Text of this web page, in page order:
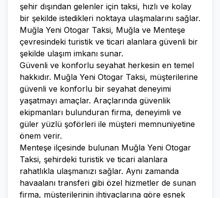
şehir dışından gelenler için taksi, hızlı ve kolay
bir şekilde istedikleri noktaya ulaşmalarını sağlar.
Muğla Yeni Otogar Taksi, Muğla ve Menteşe
çevresindeki turistik ve ticari alanlara güvenli bir
şekilde ulaşım imkanı sunar.
Güvenli ve konforlu seyahat herkesin en temel
hakkıdır. Muğla Yeni Otogar Taksi, müşterilerine
güvenli ve konforlu bir seyahat deneyimi
yaşatmayı amaçlar. Araçlarında güvenlik
ekipmanları bulunduran firma, deneyimli ve
güler yüzlü şoförleri ile müşteri memnuniyetine
önem verir.
Menteşe ilçesinde bulunan Muğla Yeni Otogar
Taksi, şehirdeki turistik ve ticari alanlara
rahatlıkla ulaşmanızı sağlar. Aynı zamanda
havaalanı transferi gibi özel hizmetler de sunan
firma, müşterilerinin ihtiyaçlarına göre esnek